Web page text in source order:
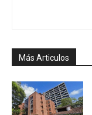
Más Articulos